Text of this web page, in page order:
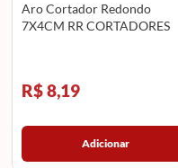
Aro Cortador Redondo
7X4CM RR CORTADORES
R$ 8,19
Adicionar